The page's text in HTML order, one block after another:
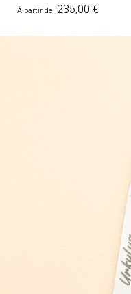
À partir de Prix
235,00 €